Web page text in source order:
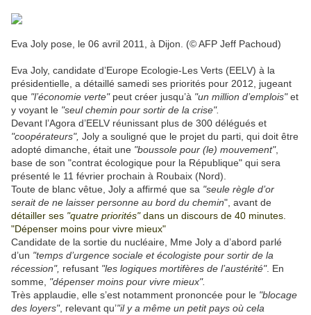
Eva Joly pose, le 06 avril 2011, à Dijon. (© AFP Jeff Pachoud)
Eva Joly, candidate d’Europe Ecologie-Les Verts (EELV) à la
présidentielle, a détaillé samedi ses priorités pour 2012, jugeant
que "l’économie verte"peut créer jusqu’à "un million d’emplois"et
y voyant le "seul chemin pour sortir de la crise".
Devant l’Agora d’EELV réunissant plus de 300 délégués et
"coopérateurs", Joly a souligné que le projet du parti, qui doit être
adopté dimanche, était une "boussole pour (le) mouvement",
base de son "contrat écologique pour la République" qui sera
présenté le 11 février prochain à Roubaix (Nord).
Toute de blanc vêtue, Joly a affirmé que sa "seule règle d’or
serait de ne laisser personne au bord du chemin", avant de
détailler ses "quatre priorités"dans un discours de 40 minutes.
"Dépenser moins pour vivre mieux"
Candidate de la sortie du nucléaire, Mme Joly a d’abord parlé
d’un "temps d’urgence sociale et écologiste pour sortir de la
récession", refusant "les logiques mortifères de l’austérité". En
somme, "dépenser moins pour vivre mieux".
Très applaudie, elle s’est notamment prononcée pour le "blocage
des loyers", relevant qu’"il y a même un petit pays où cela